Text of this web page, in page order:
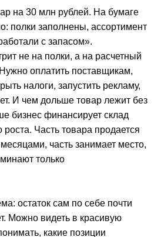
на 30 млн рублей. На бумаге
полки заполнены, ассортимент
с запасом».
не на полки, а на расчетный
оплатить поставщикам,
налоги, запустить рекламу,
И чем дольше товар лежит без
бизнес финансирует склад
роста. Часть товара продается
часть занимает место,
только
остаток сам по себе почти
Можно видеть в красивую
какие позиции